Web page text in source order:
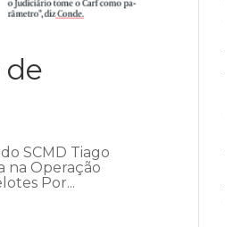
de
SCMD Tiago
na Operação
Por...